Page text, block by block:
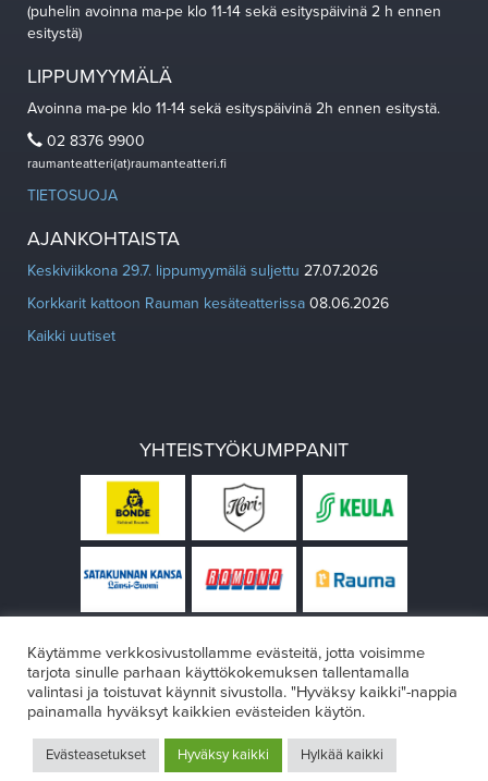
(puhelin avoinna ma-pe klo 11-14 sekä esityspäivinä 2 h ennen
esitystä)
LIPPUMYYMÄLÄ
Avoinna ma-pe klo 11-14 sekä esityspäivinä 2h ennen esitystä.
02 8376 9900
raumanteatteri(at)raumanteatteri.fi
TIETOSUOJA
AJANKOHTAISTA
Keskiviikkona 29.7. lippumyymälä suljettu 27.07.2026
Korkkarit kattoon Rauman kesäteatterissa 08.06.2026
Kaikki uutiset
YHTEISTYÖKUMPPANIT
Design:VÄRIKÄS
Käytämme verkkosivustollamme evästeitä, jotta voisimme
tarjota sinulle parhaan käyttökokemuksen tallentamalla
valintasi ja toistuvat käynnit sivustolla. "Hyväksy kaikki"-nappia
painamalla hyväksyt kaikkien evästeiden käytön.
Evästeasetukset Hyväksy kaikki Hylkää kaikki